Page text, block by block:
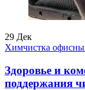
29 Дек
Химчистка
Здоровье и
поддержания